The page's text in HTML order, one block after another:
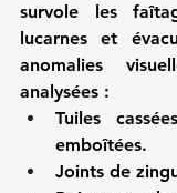
survole les
lucarnes et
anomalies
analysées :
Tuiles
emboîtées.
Joints de